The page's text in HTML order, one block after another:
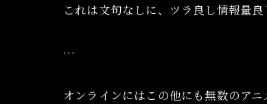
これは文句なしに、ツラ良し情報量
…
オンラインにはこの他にも無数のア